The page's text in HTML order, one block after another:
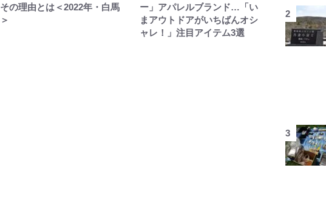
その理由とは＜2022年・白馬
＞
ー」アパレルブランド…「い
まアウトドアがいちばんオシ
ャレ！」注目アイテム3選